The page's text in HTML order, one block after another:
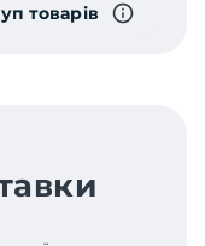
товарів